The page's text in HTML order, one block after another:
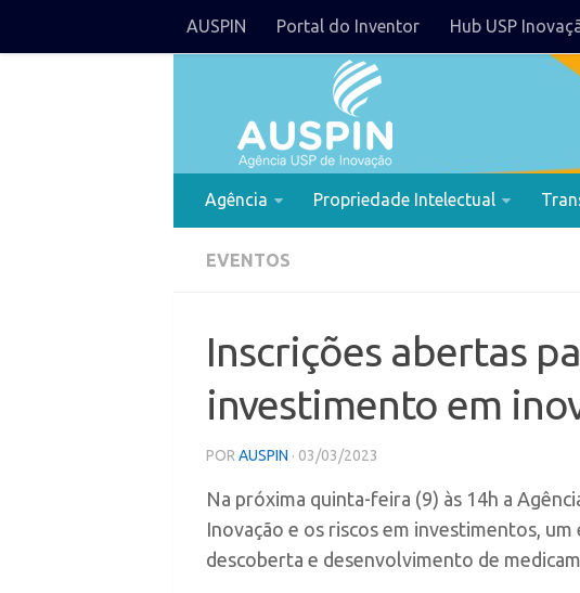
AUSPIN Portal do Inventor Hub USP
Agência Propriedade Intelectual
EVENTOS
Inscrições abertas
investimento em
POR AUSPIN · 03/03/2023
Na próxima quinta-feira (9) às 14h a
Inovação e os riscos em investimentos,
descoberta e desenvolvimento de